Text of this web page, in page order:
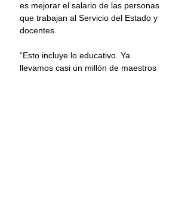
es mejorar el salario de las personas
que trabajan al Servicio del Estado y
docentes.
“Esto incluye lo educativo. Ya
llevamos casi un millón de maestros